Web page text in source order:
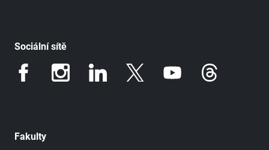
Sociální sítě
Fakulty